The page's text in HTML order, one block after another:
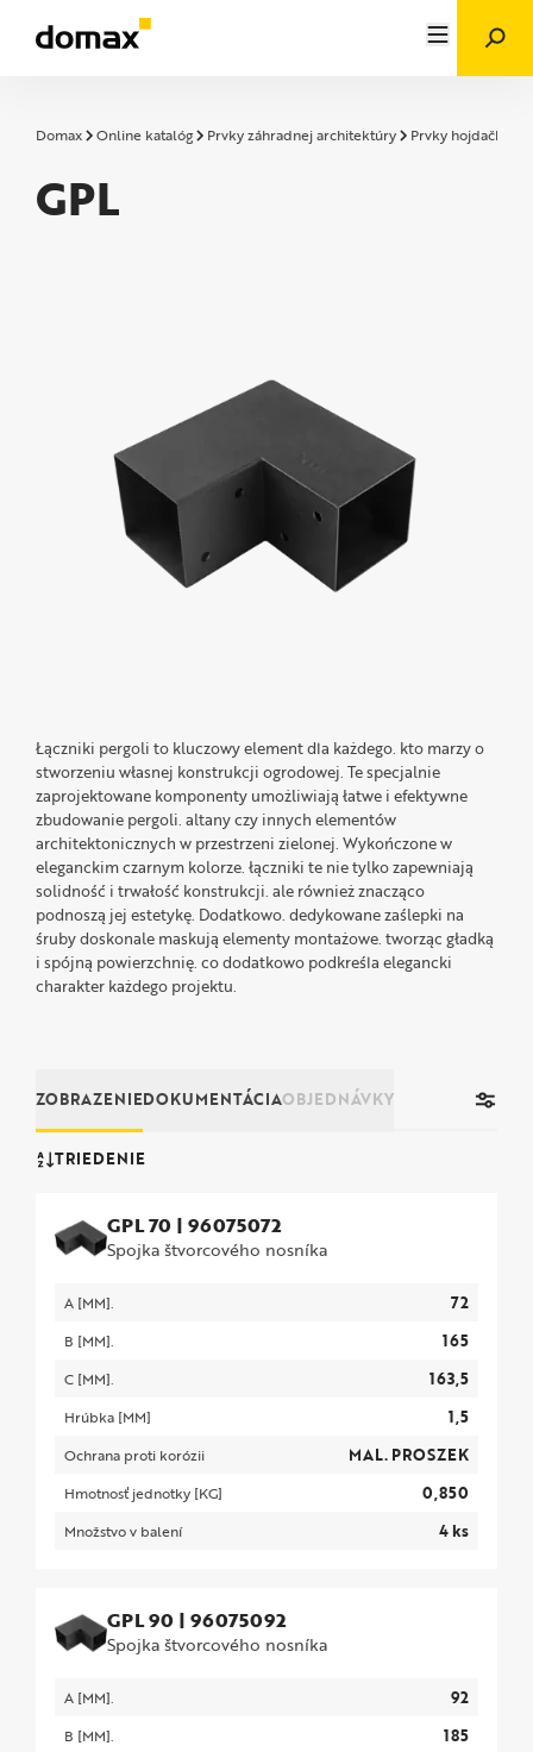
Domax Online katalóg Prvky záhradnej architektúry Prvky hojdačky a
GPL
Łączniki pergoli to kluczowy element dla każdego. kto marzy o
stworzeniu własnej konstrukcji ogrodowej. Te specjalnie
zaprojektowane komponenty umożliwiają łatwe i efektywne
zbudowanie pergoli. altany czy innych elementów
architektonicznych w przestrzeni zielonej. Wykończone w
eleganckim czarnym kolorze. łączniki te nie tylko zapewniają
solidność i trwałość konstrukcji. ale również znacząco
podnoszą jej estetykę. Dodatkowo. dedykowane zaślepki na
śruby doskonale maskują elementy montażowe. tworząc gładką
i spójną powierzchnię. co dodatkowo podkreśla elegancki
charakter każdego projektu.
ZOBRAZENIEDOKUMENTÁCIAOBJEDNÁVKY
TRIEDENIE
GPL 70 | 96075072
Spojka štvorcového nosníka
A [MM]. 72
B [MM]. 165
C [MM]. 163,5
Hrúbka [MM] 1,5
Ochrana proti korózii MAL. PROSZEK
Hmotnosť jednotky [KG] 0,850
Množstvo v balení 4 ks
GPL 90 | 96075092
Spojka štvorcového nosníka
A [MM]. 92
B [MM]. 185